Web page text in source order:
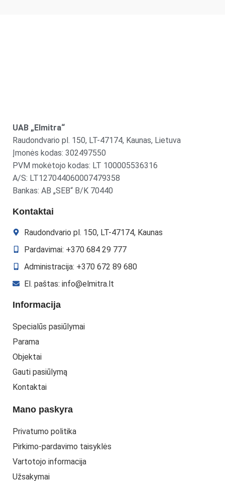
UAB „Elmitra“
Raudondvario pl. 150, LT-47174, Kaunas, Lietuva
Įmonės kodas: 302497550
PVM mokėtojo kodas: LT 100005536316
A/S: LT127044060007479358
Bankas: AB „SEB“ B/K 70440
Kontaktai
Raudondvario pl. 150, LT-47174, Kaunas
Pardavimai: +370 684 29 777
Administracija: +370 672 89 680
El. paštas: info@elmitra.lt
Informacija
Specialūs pasiūlymai
Parama
Objektai
Gauti pasiūlymą
Kontaktai
Mano paskyra
Privatumo politika
Pirkimo-pardavimo taisyklės
Vartotojo informacija
Užsakymai